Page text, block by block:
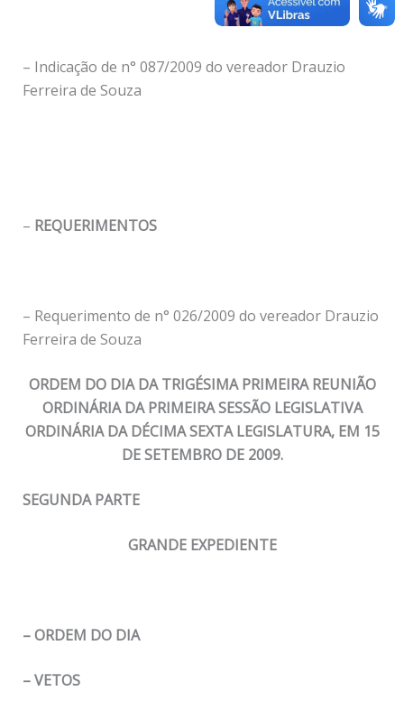
– Indicação de n° 087/2009 do vereador Drauzio
Ferreira de Souza
– REQUERIMENTOS
– Requerimento de n° 026/2009 do vereador Drauzio
Ferreira de Souza
ORDEM DO DIA DA TRIGÉSIMA PRIMEIRA REUNIÃO
ORDINÁRIA DA PRIMEIRA SESSÃO LEGISLATIVA
ORDINÁRIA DA DÉCIMA SEXTA LEGISLATURA, EM 15
DE SETEMBRO DE 2009.
SEGUNDA PARTE
GRANDE EXPEDIENTE
– ORDEM DO DIA
– VETOS